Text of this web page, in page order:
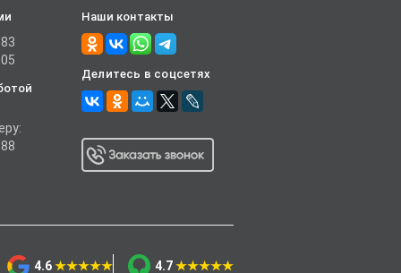
Наши контакты
Делитесь в соцсетях
4.6★★★★★ 4.7★★★★★